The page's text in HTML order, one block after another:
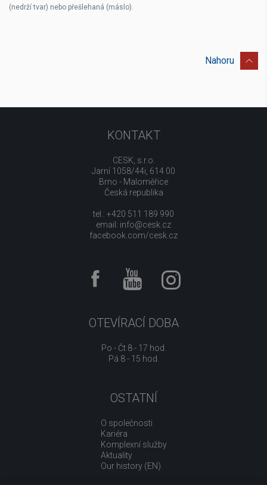
(nedrží tvar) nebo přešlehaná (máslo).
Nahoru
KONTAKT
CESK, s.r.o.
Jarní 1058/44i, 614 00
Brno - Maloměřice
Česká republika
tel.: +420 511 189 990
email: info@cesk.cz
facebook.com/cesk.cz
OTEVÍRACÍ DOBA
Po - Čt 8 - 17 hod.
Pá 8 - 15 hod.
OSTATNÍ
O společnosti
Kariéra
Komplexní služby
Aktuality
Our history (EN)